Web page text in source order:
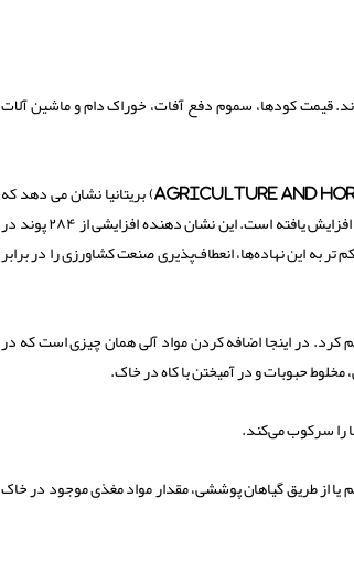
اند. قیمت کودها، سموم دفع آفات، خوراک دام و ماشین آلات
ارقام هیئت توسعه کشاورزی و باغبانی (Agriculture and Horticulture Development Board) بریتانیا نشان می دهد که
بین ماه می ۲۰۲۱ و ماه می ۲۰۲۲، قیمت کود نیترات آمونیاک تولید شده در بریتانیا ۱۵۲ درصد افزایش یافته است. این نشان دهنده افزایشی از ۲۸۴ پوند در
کم تر به این نهاده‌ها، انعطاف‌پذیری صنعت کشاورزی را در برابر
کرد. در اینجا اضافه کردن مواد آلی همان چیزی است که در
حبوبات و در آمیختن با کاه در خاک.
را سرکوب می‌کند.
یا از طریق گیاهان پوششی، مقدار مواد مغذی موجود در خاک